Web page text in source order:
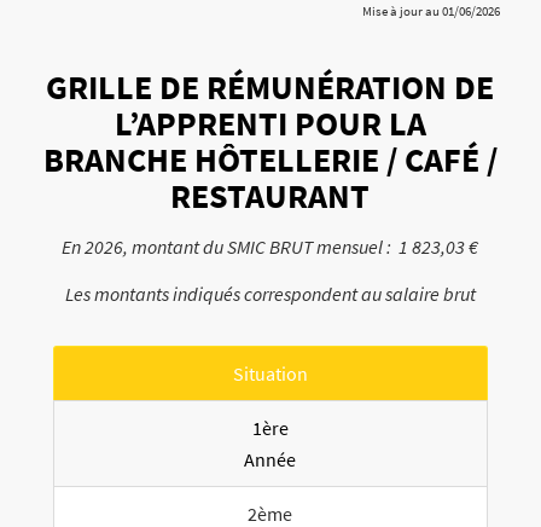
Mise à jour au 01/06/2026
GRILLE DE RÉMUNÉRATION DE
L’APPRENTI POUR LA
BRANCHE HÔTELLERIE / CAFÉ /
RESTAURANT
En 2026, montant du SMIC BRUT mensuel : 1 823,03 €
Les montants indiqués correspondent au salaire brut
Situation
1ère
Année
2ème